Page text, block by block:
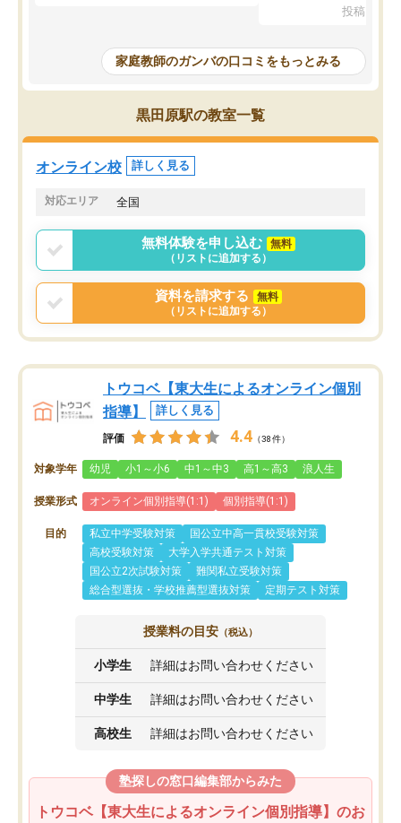
めて1年ほどだった今では平均点以上の
科目が増えてきました！あと1年受験ま
であるので無料の週末教室を使用しな
がら頑張って欲しいと思います！
指導が無い日も予定表
問できるのでとても助か
投稿日：
家庭教師のガンバの口コミをもっとみる
黒田原駅の教室一覧
オンライン校 詳しく見る
対応エリア 全国
無料体験を申し込む
無料
（リストに追加する）
資料を請求する
無料
（リストに追加する）
トウコベ【東大生によるオンライン個別
指導】
詳しく見る
評価 4.4 （38件）
対象学年 幼児 小1～小6 中1～中3 高1～高3 浪人生
授業形式 オンライン個別指導(1:1) 個別指導(1:1)
目的 私立中学受験対策
国公立中高一貫校受験対策
高校受験対策
大学入学共通テスト対策
国公立2次試験対策
難関私立受験対策
総合型選抜・学校推薦型選抜対策
定期テスト対策
授業料の目安 （税込）
小学生 詳細はお問い合わせください
中学生 詳細はお問い合わせください
高校生 詳細はお問い合わせください
塾探しの窓口編集部からみた
トウコベ【東大生によるオンライン個別指導】のお